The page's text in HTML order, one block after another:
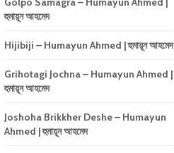
হুমায়ূন আহমেদ
Hijibiji – Humayun Ahmed | হুমায়ূন আহমেদ
Grihotagi Jochna – Humayun Ahmed |
হুমায়ূন আহমেদ
Joshoha Brikkher Deshe – Humayun
Ahmed | হুমায়ূন আহমেদ